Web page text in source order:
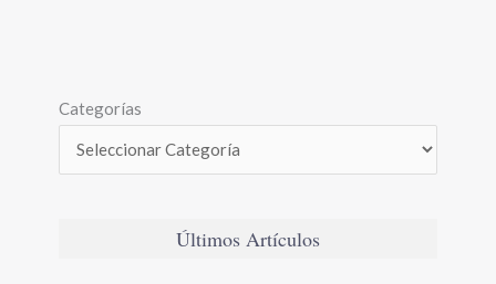
Categorías
Últimos Artículos